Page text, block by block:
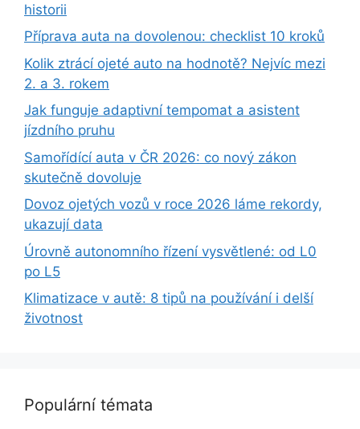
historii
Příprava auta na dovolenou: checklist 10 kroků
Kolik ztrácí ojeté auto na hodnotě? Nejvíc mezi
2. a 3. rokem
Jak funguje adaptivní tempomat a asistent
jízdního pruhu
Samořídící auta v ČR 2026: co nový zákon
skutečně dovoluje
Dovoz ojetých vozů v roce 2026 láme rekordy,
ukazují data
Úrovně autonomního řízení vysvětlené: od L0
po L5
Klimatizace v autě: 8 tipů na používání i delší
životnost
Populární témata